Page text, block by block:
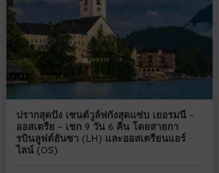
ปรากสุดปัง เซนต์วูล์ฟกังสุดแซ่บ เยอรมนี –
ออสเตรีย – เชก 9 วัน 6 คืน โดยสายกา
รบินลูฟต์ฮันซา (LH) และออสเตรียนแอร์
ไลน์ (OS)